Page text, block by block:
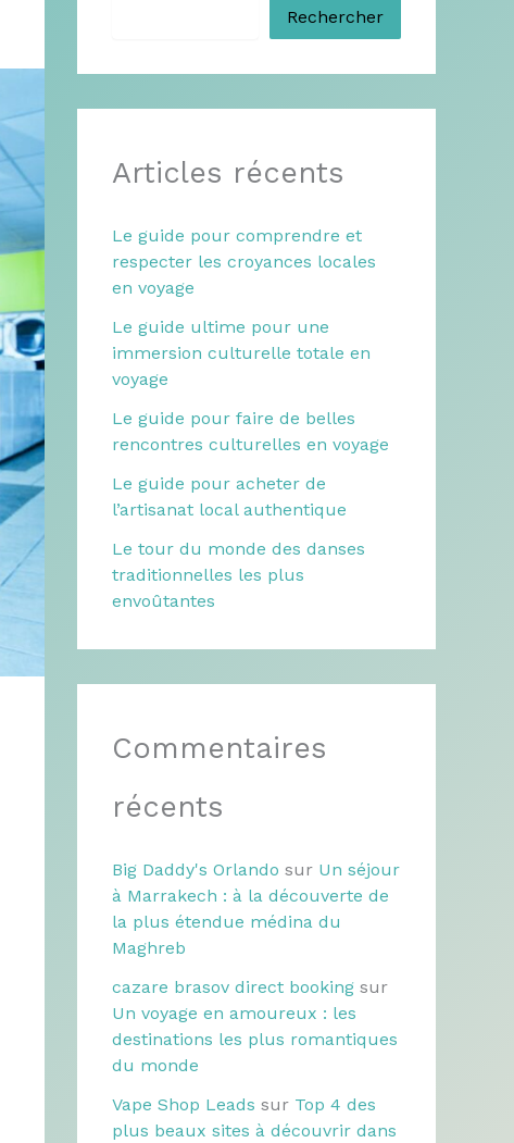
Rechercher
Articles récents
Le guide pour comprendre et
respecter les croyances locales
en voyage
Le guide ultime pour une
immersion culturelle totale en
voyage
Le guide pour faire de belles
rencontres culturelles en voyage
Le guide pour acheter de
l’artisanat local authentique
Le tour du monde des danses
traditionnelles les plus
envoûtantes
Commentaires
récents
Big Daddy's Orlando sur Un séjour
à Marrakech : à la découverte de
la plus étendue médina du
Maghreb
cazare brasov direct booking sur
Un voyage en amoureux : les
destinations les plus romantiques
du monde
Vape Shop Leads sur Top 4 des
plus beaux sites à découvrir dans